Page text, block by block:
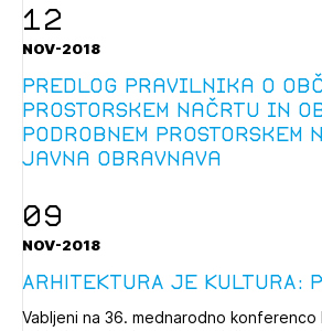
12
NOV-2018
Predlog Pravilnika o
prostorskem načrtu in
podrobnem prostorskem
javna obravnava
09
NOV-2018
ARHITEKTURA JE KULTURA:
Vabljeni na 36. mednarodno konferenco